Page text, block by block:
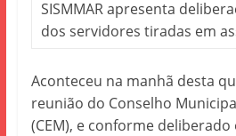
SISMMAR apresenta
dos servidores tiradas em
Aconteceu na manhã desta
reunião do Conselho
(CEM), e conforme